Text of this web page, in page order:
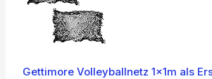
Gettimore Volleyballnetz 1x1m als